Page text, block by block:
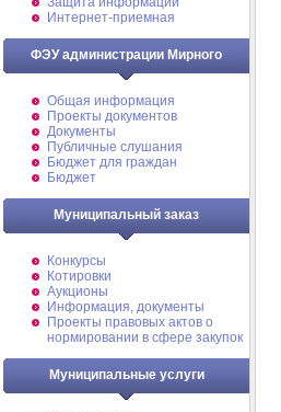
Интернет-приемная
ФЭУ администрации Мирного
Общая информация
Проекты документов
Документы
Публичные слушания
Бюджет для граждан
Бюджет
Муниципальный заказ
Конкурсы
Котировки
Аукционы
Информация, документы
Проекты правовых актов о
нормировании в сфере закупок
Муниципальные услуги